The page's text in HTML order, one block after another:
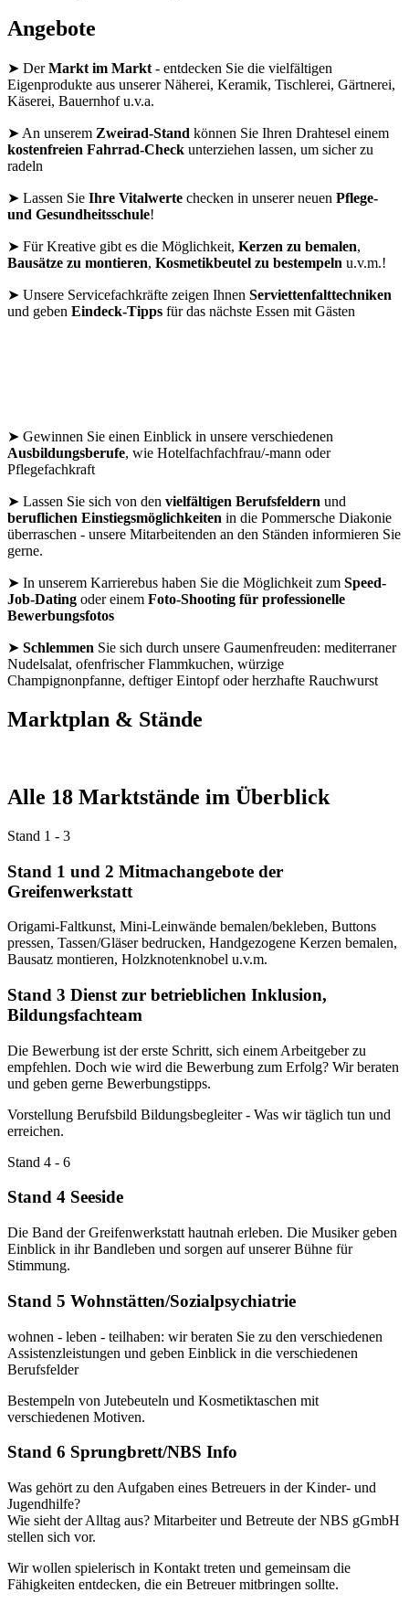
Angebote
➤ DerMarkt im Markt - entdecken Sie die vielfältigen
Eigenprodukte aus unserer Näherei, Keramik, Tischlerei, Gärtnerei,
Käserei, Bauernhof u.v.a.
➤ An unserem Zweirad-Stand können Sie Ihren Drahtesel einem
kostenfreien Fahrrad-Check unterziehen lassen, um sicher zu
radeln
➤ Lassen Sie Ihre Vitalwerte checken in unserer neuen Pflege-
und Gesundheitsschule!
➤ Für Kreative gibt es die Möglichkeit, Kerzen zu bemalen,
Bausätze zu montieren, Kosmetikbeutel zu bestempeln u.v.m.!
➤ Unsere Servicefachkräfte zeigen Ihnen Serviettenfalttechniken
und geben Eindeck-Tipps für das nächste Essen mit Gästen
➤ Gewinnen Sie einen Einblick in unsere verschiedenen
Ausbildungsberufe, wie Hotelfachfachfrau/-mann oder
Pflegefachkraft
➤ Lassen Sie sich von den vielfältigen Berufsfeldern und
beruflichen Einstiegsmöglichkeiten in die Pommersche Diakonie
überraschen - unsere Mitarbeitenden an den Ständen informieren Sie
gerne.
➤ In unserem Karrierebus haben Sie die Möglichkeit zum Speed-
Job-Dating oder einem Foto-Shooting für professionelle
Bewerbungsfotos
➤ Schlemmen Sie sich durch unsere Gaumenfreuden: mediterraner
Nudelsalat, ofenfrischer Flammkuchen, würzige
Champignonpfanne, deftiger Eintopf oder herzhafte Rauchwurst
Marktplan & Stände
Alle 18 Marktstände im Überblick
Stand 1 - 3
Stand 1 und 2 Mitmachangebote der
Greifenwerkstatt
Origami-Faltkunst, Mini-Leinwände bemalen/bekleben, Buttons
pressen, Tassen/Gläser bedrucken, Handgezogene Kerzen bemalen,
Bausatz montieren, Holzknotenknobel u.v.m.
Stand 3 Dienst zur betrieblichen Inklusion,
Bildungsfachteam
Die Bewerbung ist der erste Schritt, sich einem Arbeitgeber zu
empfehlen. Doch wie wird die Bewerbung zum Erfolg? Wir beraten
und geben gerne Bewerbungstipps.
Vorstellung Berufsbild Bildungsbegleiter - Was wir täglich tun und
erreichen.
Stand 4 - 6
Stand 4 Seeside
Die Band der Greifenwerkstatt hautnah erleben. Die Musiker geben
Einblick in ihr Bandleben und sorgen auf unserer Bühne für
Stimmung.
Stand 5 Wohnstätten/Sozialpsychiatrie
wohnen - leben - teilhaben: wir beraten Sie zu den verschiedenen
Assistenzleistungen und geben Einblick in die verschiedenen
Berufsfelder
Bestempeln von Jutebeuteln und Kosmetiktaschen mit
verschiedenen Motiven.
Stand 6 Sprungbrett/NBS Info
Was gehört zu den Aufgaben eines Betreuers in der Kinder- und
Jugendhilfe?
Wie sieht der Alltag aus? Mitarbeiter und Betreute der NBS gGmbH
stellen sich vor.
Wir wollen spielerisch in Kontakt treten und gemeinsam die
Fähigkeiten entdecken, die ein Betreuer mitbringen sollte.